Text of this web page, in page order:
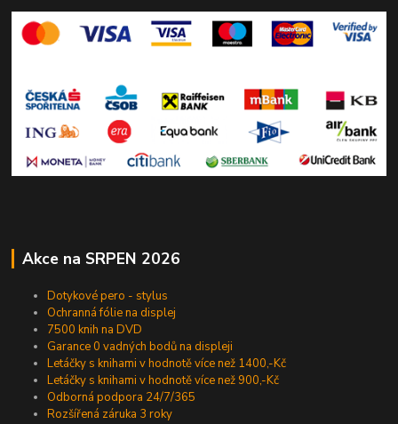
Akce na SRPEN 2026
Dotykové pero - stylus
Ochranná fólie na displej
7500 knih na DVD
Garance 0 vadných bodů na displeji
Letáčky s knihami v hodnotě více než 1400,-Kč
Letáčky s knihami v hodnotě více než 900,-Kč
Odborná podpora 24/7/365
Rozšířená záruka 3 roky